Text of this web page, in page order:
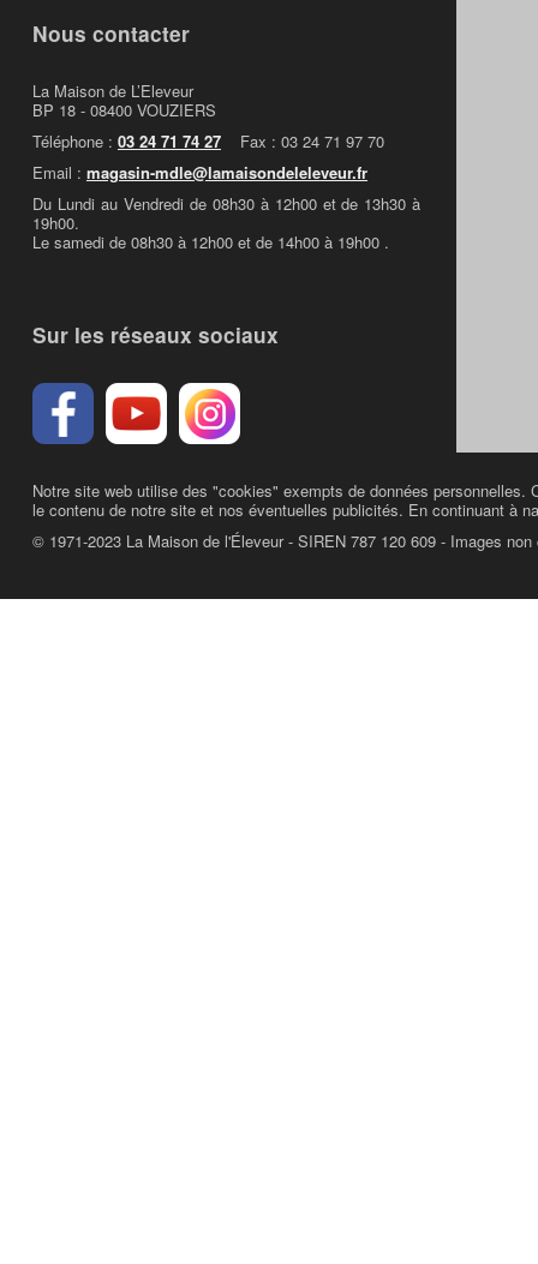
Nous contacter
La Maison de L’Eleveur
BP 18 - 08400 VOUZIERS
Téléphone : 03 24 71 74 27 Fax : 03 24 71 97 70
Email : magasin-mdle@lamaisondeleleveur.fr
Du Lundi au Vendredi de 08h30 à 12h00 et de 13h30 à
19h00.
Le samedi de 08h30 à 12h00 et de 14h00 à 19h00 .
Sur les réseaux sociaux
Notre site web utilise des "cookies" exempts de données
le contenu de notre site et nos éventuelles publicités. En continuant à
© 1971-2023 La Maison de l'Éleveur - SIREN 787 120 609 - Images